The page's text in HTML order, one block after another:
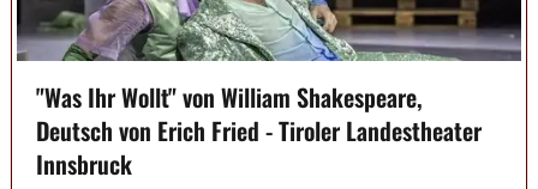
"Was Ihr Wollt" von William Shakespeare,
Deutsch von Erich Fried - Tiroler Landestheater
Innsbruck